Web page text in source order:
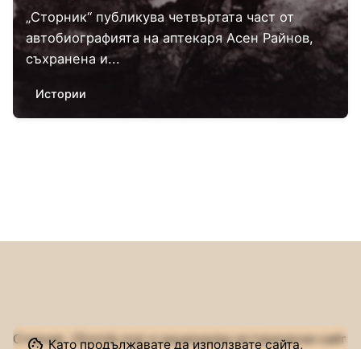
„Сторник“ публикува четвъртата част от
автобиографията на аптекаря Асен Райнов,
съхранена и...
Истории
Сторник (Stornik.org) е национален исторически сайт
Като продължавате да използвате сайта,